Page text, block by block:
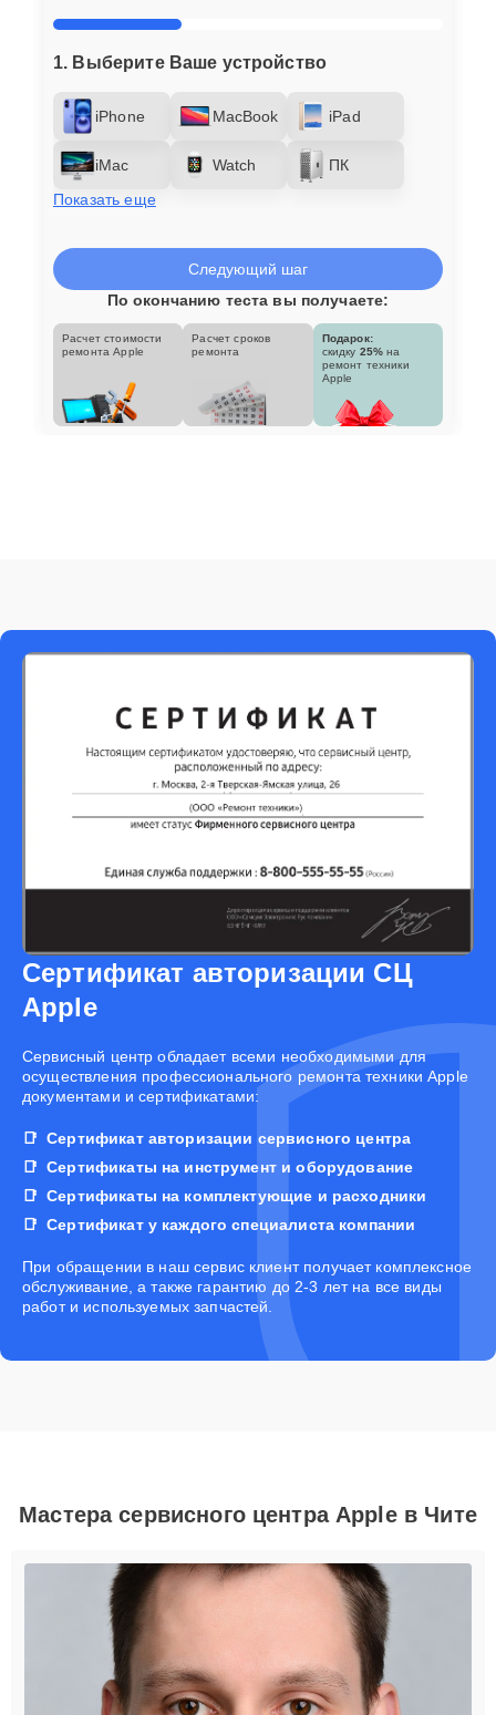
1. Выберите Ваше устройство
iPhone MacBook iPad
iMac Watch
ПК
Показать еще
Следующий шаг
По окончанию теста вы получаете:
Расчет стоимости
ремонта Apple
Расчет сроков
ремонта
Подарок:
скидку 25% на
ремонт техники
Apple
Сертификат авторизации СЦ
Apple
Cервисный центр обладает всеми необходимыми для
осуществления профессионального ремонта техники Apple
документами и сертификатами:
Сертификат авторизации сервисного центра
Сертификаты на инструмент и оборудование
Сертификаты на комплектующие и расходники
Сертификат у каждого специалиста компании
При обращении в наш сервис клиент получает комплексное
обслуживание, а также гарантию до 2-3 лет на все виды
работ и используемых запчастей.
Мастера сервисного центра Apple в Чите